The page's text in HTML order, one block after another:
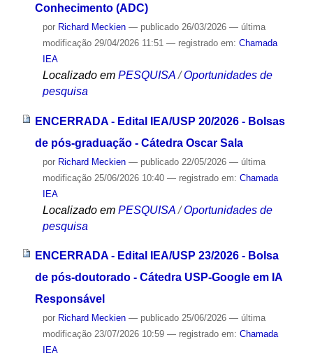
Conhecimento (ADC)
por Richard Meckien — publicado26/03/2026 — última
modificação29/04/2026 11:51 — registrado em: Chamada
IEA
Localizado em PESQUISA /Oportunidades de
pesquisa
ENCERRADA - Edital IEA/USP 20/2026 - Bolsas
de pós-graduação - Cátedra Oscar Sala
por Richard Meckien — publicado22/05/2026 — última
modificação25/06/2026 10:40 — registrado em: Chamada
IEA
Localizado em PESQUISA /Oportunidades de
pesquisa
ENCERRADA - Edital IEA/USP 23/2026 - Bolsa
de pós-doutorado - Cátedra USP-Google em IA
Responsável
por Richard Meckien — publicado25/06/2026 — última
modificação23/07/2026 10:59 — registrado em: Chamada
IEA